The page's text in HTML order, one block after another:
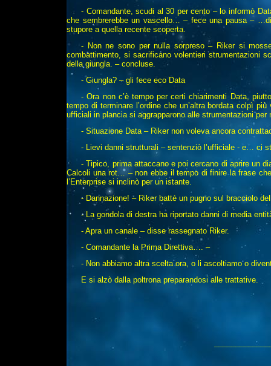
- Comandante, scudi al 30 per cento – lo informò
che sembrerebbe un vascello… – fece una pausa –
stupore a quella recente scoperta.
- Non ne sono per nulla sorpreso – Riker si
combattimento, si sacrificano volentieri strumentazioni
della giungla. – concluse.
- Giungla? – gli fece eco Data
- Ora non c’è tempo per certi chiarimenti Data,
tempo di terminare l’ordine che un’altra bordata colpì
ufficiali in plancia si aggrapparono alle strumentazioni per
- Situazione Data – Riker non voleva ancora
- Lievi danni strutturali – sentenziò l’ufficiale - e… ci
- Tipico, prima attaccano e poi cercano di aprire un
Calcoli una rot… – non ebbe il tempo di finire la frase
l’Enterprise si inclinò per un istante.
- Dannazione! – Riker battè un pugno sul bracciolo
- La gondola di destra ha riportato danni di media
- Apra un canale – disse rassegnato Riker.
- Comandante la Prima Direttiva…. –
- Non abbiamo altra scelta ora, o li ascoltiamo o
E si alzò dalla poltrona preparandosi alle trattative.